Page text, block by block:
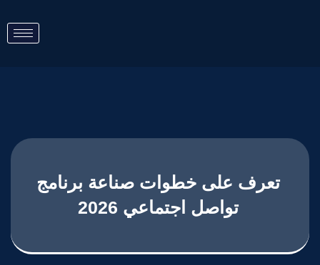
تعرف على خطوات صناعة برنامج
تواصل اجتماعي 2026